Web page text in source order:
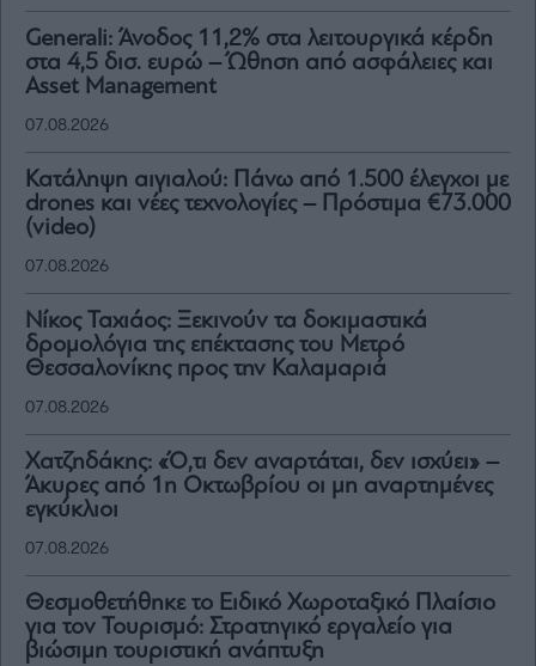
Generali: Άνοδος 11,2% στα λειτουργικά κέρδη
στα 4,5 δισ. ευρώ – Ώθηση από ασφάλειες και
Asset Management
07.08.2026
Κατάληψη αιγιαλού: Πάνω από 1.500 έλεγχοι με
drones και νέες τεχνολογίες – Πρόστιμα €73.000
(video)
07.08.2026
Νίκος Ταχιάος: Ξεκινούν τα δοκιμαστικά
δρομολόγια της επέκτασης του Μετρό
Θεσσαλονίκης προς την Καλαμαριά
07.08.2026
Χατζηδάκης: «Ό,τι δεν αναρτάται, δεν ισχύει» –
Άκυρες από 1η Οκτωβρίου οι μη αναρτημένες
εγκύκλιοι
07.08.2026
Θεσμοθετήθηκε το Ειδικό Χωροταξικό Πλαίσιο
για τον Τουρισμό: Στρατηγικό εργαλείο για
βιώσιμη τουριστική ανάπτυξη